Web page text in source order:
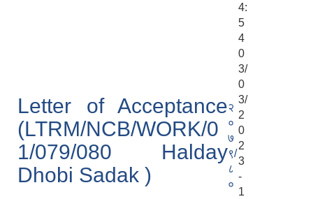
4:
5
4
Letter of Acceptance
(LTRM/NCB/WORK/0
1/079/080 Halday
Dhobi Sadak )
२
०
७
९/
८
०
0
3/
0
3/
2
0
2
3
-
1